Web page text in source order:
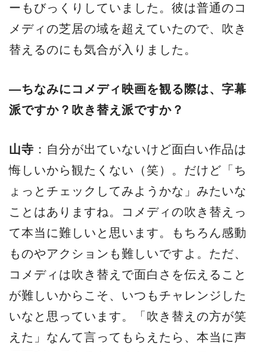
ーもびっくりしていました。彼は普通のコ
メディの芝居の域を超えていたので、吹き
替えるのにも気合が入りました。
―ちなみにコメディ映画を観る際は、字幕
派ですか？吹き替え派ですか？
山寺 ：自分が出ていないけど面白い作品は
悔しいから観たくない（笑）。だけど「ち
ょっとチェックしてみようかな」みたいな
ことはありますね。コメディの吹き替えっ
て本当に難しいと思います。もちろん感動
ものやアクションも難しいですよ。ただ、
コメディは吹き替えで面白さを伝えること
が難しいからこそ、いつもチャレンジした
いなと思っています。「吹き替えの方が笑
えた」なんて言ってもらえたら、本当に声